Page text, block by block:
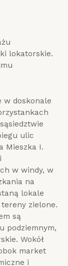
lokatorskie.
w doskonale
ulic
Mieszka I.
w windy, w
na
lokale
zielone.
są
podziemnym,
Wokół
market
i